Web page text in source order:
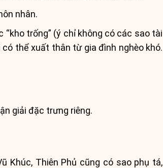
nhân.
“kho trống” (ý chỉ không có các sao tài
thể xuất thân từ gia đình nghèo khó.
giải đặc trưng riêng.
Khúc, Thiên Phủ cũng có sao phụ tá,